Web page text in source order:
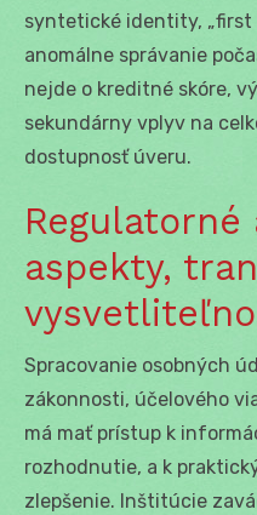
syntetické identity,
anomálne správanie
nejde o kreditné skóre,
sekundárny vplyv na
dostupnosť úveru.
Regulatorné
aspekty,
Spracovanie osobných
zákonnosti, účelového
má mať prístup k
rozhodnutie, a k
zlepšenie. Inštitúcie